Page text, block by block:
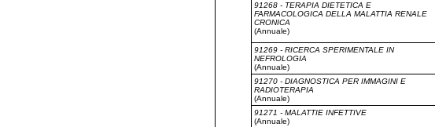
91268 - TERAPIA DIETETICA E
FARMACOLOGICA DELLA MALATTIA RENALE
CRONICA
(Annuale)
91269 - RICERCA SPERIMENTALE IN
NEFROLOGIA
(Annuale)
91270 - DIAGNOSTICA PER IMMAGINI E
RADIOTERAPIA
(Annuale)
91271 - MALATTIE INFETTIVE
(Annuale)